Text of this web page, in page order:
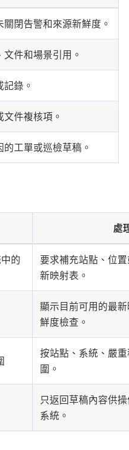
閉告警和來源新鮮度。
件和場景引用。
錄。
件複核項。
工單或巡檢草稿。
處
的
要求補充站點、位
新映射表。
顯示目前可用的最
鮮度檢查。
按站點、系統、嚴
圍。
只返回草稿內容供
系統。